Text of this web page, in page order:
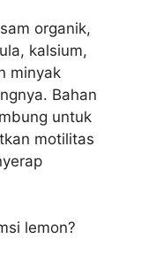
organik,
kalsium,
minyak
Bahan
untuk
motilitas
lemon?